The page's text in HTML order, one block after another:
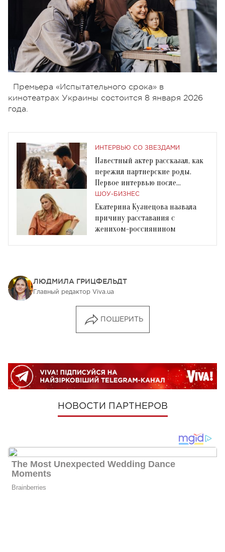
Премьера «Испытательного срока» в
кинотеатрах Украины состоится 8 января 2026
года.
ИНТЕРВЬЮ СО ЗВЕЗДАМИ
Известный актер рассказал, как
пережил партнерские роды.
Первое интервью после
рождения сына
ШОУ-БИЗНЕС
Екатерина Кузнецова назвала
причину расставания с
женихом-россиянином
ЛЮДМИЛА ГРИЦФЕЛЬДТ
Главный редактор Viva.ua
ПОШЕРИТЬ
НОВОСТИ ПАРТНЕРОВ